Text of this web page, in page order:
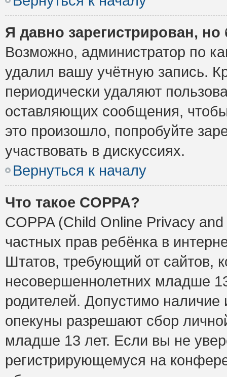
Я давно зарегистрирован,
Возможно, администратор по
удалил вашу учётную запись.
периодически удаляют
оставляющих сообщения,
это произошло, попробуйте
участвовать в дискуссиях.
Вернуться к началу
Что такое COPPA?
COPPA (Child Online Privacy
частных прав ребёнка в
Штатов, требующий от сайтов,
несовершеннолетних младше
родителей. Допустимо наличие
опекуны разрешают сбор
младше 13 лет. Если вы не
регистрирующемуся на